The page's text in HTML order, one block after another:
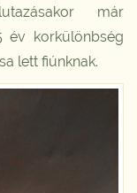
már
év korkülönbség
lett fiúnknak.